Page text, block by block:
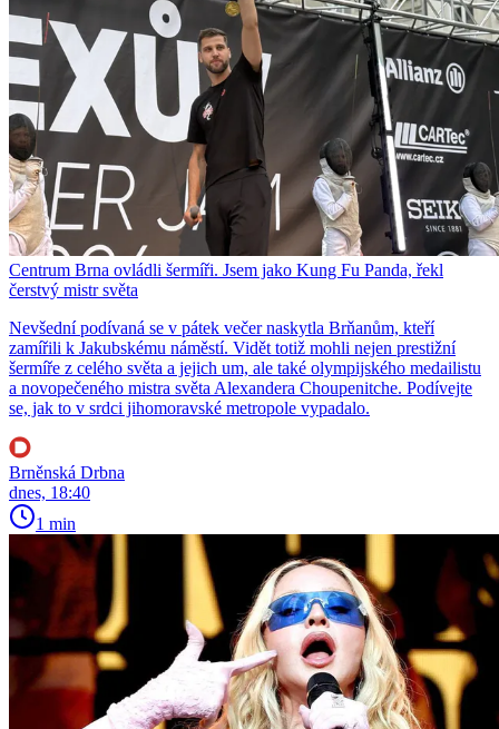
Centrum Brna ovládli šermíři. Jsem jako Kung Fu Panda, řekl
čerstvý mistr světa
Nevšední podívaná se v pátek večer naskytla Brňanům, kteří
zamířili k Jakubskému náměstí. Vidět totiž mohli nejen prestižní
šermíře z celého světa a jejich um, ale také olympijského medailistu
a novopečeného mistra světa Alexandera Choupenitche. Podívejte
se, jak to v srdci jihomoravské metropole vypadalo.
Brněnská Drbna
dnes, 18:40
1 min